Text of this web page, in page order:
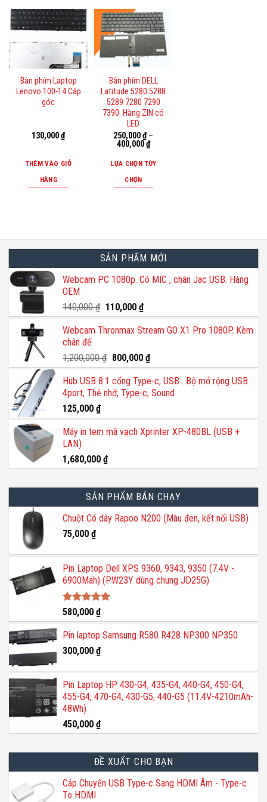
trang
sản
phẩm
phẩm
này
có
biến
thể.
Các
có
được
chọn
Bàn phím Laptop
Lenovo 100-14 Cáp
góc
130,000₫
THÊM VÀO GIỎ
HÀNG
Bàn phím DELL
Latitude 5280 5288
5289 7280 7290
7390. Hàng ZIN có
LED
250,000₫–
400,000₫
LỰA CHỌN TÙY
CHỌN
nhiều
biến
thể.
tùy
chọn
có
được
trên
trang
phẩm
SẢN PHẨM MỚI
Webcam PC 1080p. Có MIC , chân Jac USB. Hàng
OEM
140,000₫ Giá
gốc
là:
110,000 ₫Giá
hiện
tại
110,000 ₫.
Webcam Thronmax Stream GO X1 Pro 1080P. Kèm
chân đế
1,200,000₫ Giá
gốc
là:
1,200,000 ₫.
800,000 ₫Giá
hiện
tại
là:
Hub USB 8.1 cổng Type-c, USB . Bộ mở rộng USB
4port, Thẻ nhớ, Type-c, Sound
125,000 ₫
Máy in tem mã vạch Xprinter XP-480BL (USB +
LAN)
1,680,000 ₫
SẢN PHẨM BÁN CHẠY
Chuột Có dây Rapoo N200 (Màu đen, kết nối USB)
75,000 ₫
Pin Laptop Dell XPS 9360, 9343, 9350 (7.4V -
6900Mah) (PW23Y dùng chung JD25G)
Được xếp
hạng5.00
5 sao
580,000 ₫
Pin laptop Samsung R580 R428 NP300 NP350
300,000 ₫
Pin Laptop HP 430-G4, 435-G4, 440-G4, 450-G4,
455-G4, 470-G4, 430-G5, 440-G5 (11.4V-4210mAh-
48Wh)
450,000 ₫
ĐỀ XUẤT CHO BẠN
Cáp Chuyển USB Type-c Sang HDMI Âm - Type-c
To HDMI